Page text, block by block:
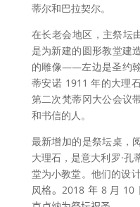
蒂尔和巴拉契尔。
在长老会地区，主祭坛
是为新建的圆形教堂建
的雕像——左边是圣约
蒂安诺 1911 年的大理
第二次梵蒂冈大公会议
和书信的人。
最新增加的是祭坛桌，
大理石，是意大利罗·孔
堂为小教堂。他们的设
风格。2018 年 8月 10